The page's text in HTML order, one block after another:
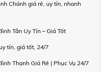
Chánh giá rẻ, uy tín, nhanh
Tân Uy Tín – Giá Tốt
tín, giá tốt, 24/7
Thạnh Giá Rẻ | Phục Vụ 24/7